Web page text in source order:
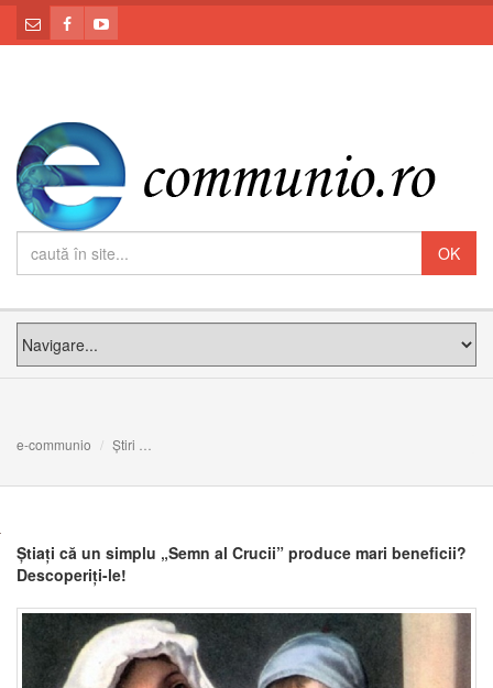
e-communio Știri
Știați că un simplu „Semn al Crucii” produce mari beneficii?
Descoperiți-le!